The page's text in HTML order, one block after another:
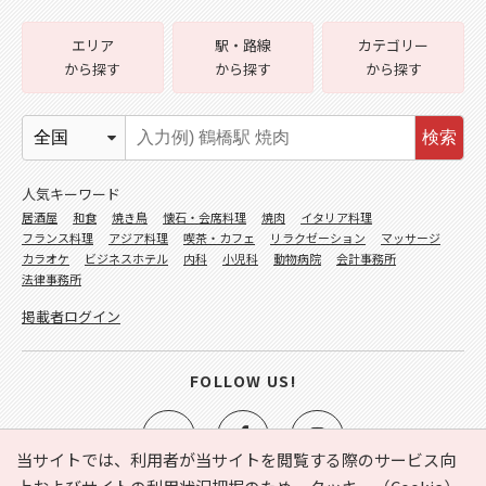
当サイトでは、利用者が当サイトを閲覧する際のサービス向
エリア
から探す
駅・路線
から探す
カテゴリー
から探す
検索
人気キーワード
居酒屋 和食 焼き鳥 懐石・会席料理 焼肉
イタリア料理
フランス料理
アジア料理 喫茶・カフェ リラクゼーション
マッサージ
カラオケ
ビジネスホテル 内科 小児科 動物病院
会計事務所
法律事務所
掲載者ログイン
FOLLOW US!